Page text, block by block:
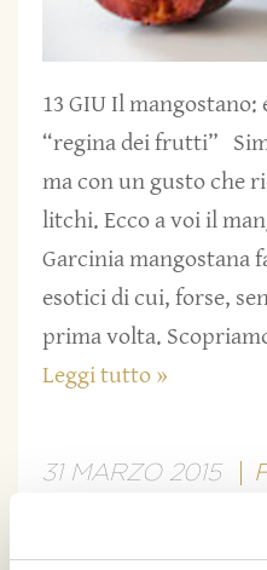
13 GIU Il
“regina dei frutti”
ma con un gusto che
litchi. Ecco a voi il
Garcinia mangostana
esotici di cui, forse,
prima volta.
Leggi tutto »
31 MARZO 2015
5 frutti